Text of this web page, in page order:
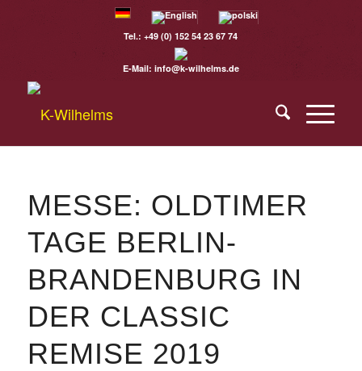
Tel.:+49 (0) 152 54 23 67 74
E-Mail: info@k-wilhelms.de
MESSE: OLDTIMER
TAGE BERLIN-
BRANDENBURG IN
DER CLASSIC
REMISE 2019